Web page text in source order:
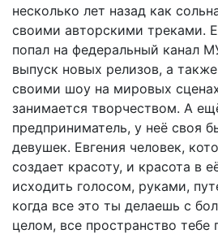
несколько лет назад как
своими авторскими треками.
попал на федеральный канал
выпуск новых релизов, а
своими шоу на мировых
занимается творчеством. А
предприниматель, у неё своя
девушек. Евгения человек,
создает красоту, и красота в
исходить голосом, руками,
когда все это ты делаешь с
целом, все пространство тебе